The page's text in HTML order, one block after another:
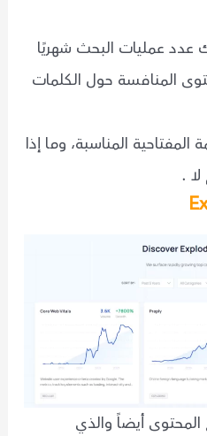
عدد عمليات البحث شهريًا
المنافسة حول الكلمات
المناسبة، وما إذا
.
أيضاً والذي